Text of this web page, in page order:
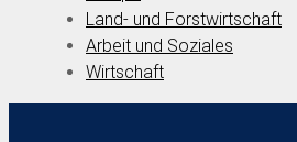
Land- und Forstwirtschaft
Arbeit und Soziales
Wirtschaft